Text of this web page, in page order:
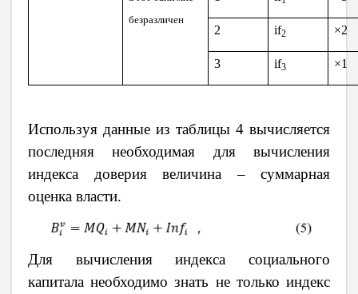
безразличен
2 if2 ×2
3 if3 ×1
Используя данные из таблицы 4 вычисляется
последняя необходимая для вычисления
индекса доверия величина – суммарная
оценка власти.
Для вычисления индекса социального
капитала необходимо знать не только индекс